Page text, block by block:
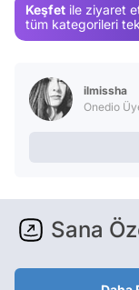
Keşfet ile ziyaret
tüm kategorileri
ilmissha
Onedio
Sana